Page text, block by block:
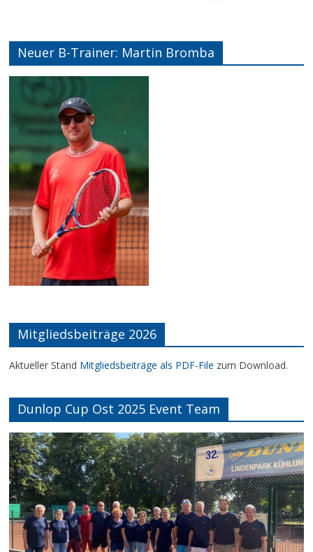
Neuer B-Trainer: Martin Bromba
Mitgliedsbeiträge 2026
Aktueller Stand Mitgliedsbeiträge als PDF-File zum Download.
Dunlop Cup Ost 2025 Event Team